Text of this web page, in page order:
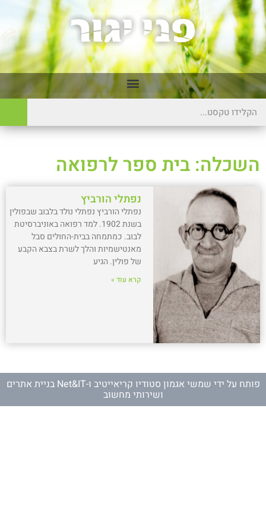
השכלה: בית ספר לרפואה
נפתלי הורביץ
נפתלי הורביץ נפתלי נולד בלבוב שבפולין
בשנת 1902. למד רפואה באוניברסיטת
לבוב. כמתמחה בבית-החולים סבל
מאנטישמיות והלך לשרת בצבא הקבע
של פולין. הגיע
קרא עוד »
פותח על ידי שמשי אגמון סטודיו קריאייטיב ו- Net&IT בניית אתרים
ושירותי מחשוב